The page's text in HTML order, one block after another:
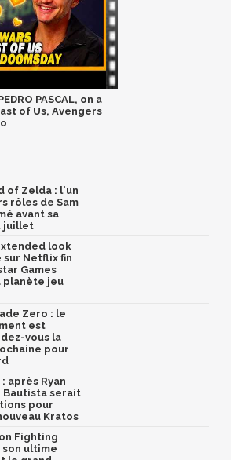
PASCAL, on a
of Us, Avengers
of Zelda : l'un
rôles de Sam
avant sa
juillet
look
sur Netflix fin
Games
planète jeu
Zero : le
est
vous la
pour
après Ryan
Bautista serait
pour
Kratos
Fighting
son ultime